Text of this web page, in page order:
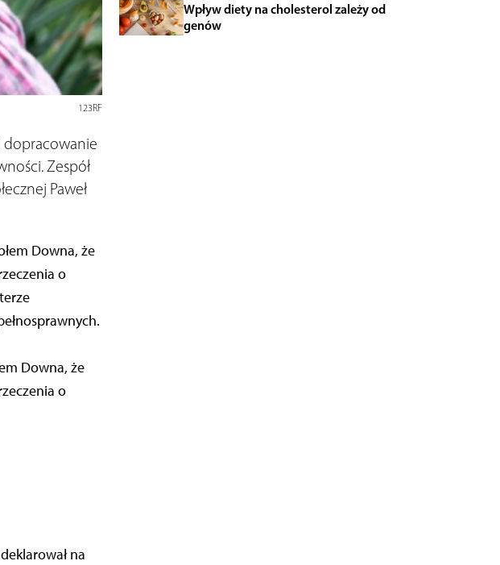
123RF
dopracowanie
Zespół
Paweł
Downa, że
o
o
na
Wpływ diety na cholesterol zależy od
genów